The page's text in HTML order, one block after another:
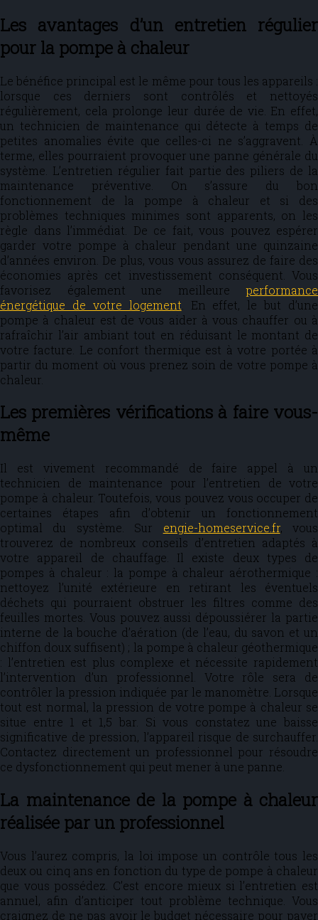
Les avantages d’un entretien régulier
pour la pompe à chaleur
Le bénéfice principal est le même pour tous les appareils :
lorsque ces derniers sont contrôlés et nettoyés
régulièrement, cela prolonge leur durée de vie. En effet,
un technicien de maintenance qui détecte à temps de
petites anomalies évite que celles-ci ne s’aggravent. À
terme, elles pourraient provoquer une panne générale du
système. L’entretien régulier fait partie des piliers de la
maintenance préventive. On s’assure du bon
fonctionnement de la pompe à chaleur et si des
problèmes techniques minimes sont apparents, on les
règle dans l’immédiat. De ce fait, vous pouvez espérer
garder votre pompe à chaleur pendant une quinzaine
d’années environ. De plus, vous vous assurez de faire des
économies après cet investissement conséquent. Vous
favorisez également une meilleure performance
énergétique de votre logement . En effet, le but d’une
pompe à chaleur est de vous aider à vous chauffer ou à
rafraîchir l’air ambiant tout en réduisant le montant de
votre facture. Le confort thermique est à votre portée à
partir du moment où vous prenez soin de votre pompe à
chaleur.
Les premières vérifications à faire vous-
même
Il est vivement recommandé de faire appel à un
technicien de maintenance pour l’entretien de votre
pompe à chaleur. Toutefois, vous pouvez vous occuper de
certaines étapes afin d’obtenir un fonctionnement
optimal du système. Sur engie-homeservice.fr, vous
trouverez de nombreux conseils d’entretien adaptés à
votre appareil de chauffage. Il existe deux types de
pompes à chaleur : la pompe à chaleur aérothermique :
nettoyez l’unité extérieure en retirant les éventuels
déchets qui pourraient obstruer les filtres comme des
feuilles mortes. Vous pouvez aussi dépoussiérer la partie
interne de la bouche d’aération (de l’eau, du savon et un
chiffon doux suffisent) ; la pompe à chaleur géothermique
: l’entretien est plus complexe et nécessite rapidement
l’intervention d’un professionnel. Votre rôle sera de
contrôler la pression indiquée par le manomètre. Lorsque
tout est normal, la pression de votre pompe à chaleur se
situe entre 1 et 1,5 bar. Si vous constatez une baisse
significative de pression, l’appareil risque de surchauffer.
Contactez directement un professionnel pour résoudre
ce dysfonctionnement qui peut mener à une panne.
La maintenance de la pompe à chaleur
réalisée par un professionnel
Vous l’aurez compris, la loi impose un contrôle tous les
deux ou cinq ans en fonction du type de pompe à chaleur
que vous possédez. C’est encore mieux si l’entretien est
annuel, afin d’anticiper tout problème technique. Vous
craignez de ne pas avoir le budget nécessaire pour payer